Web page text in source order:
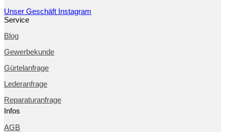
Unser Geschäft Instagram
Service
Blog
Gewerbekunde
Gürtelanfrage
Lederanfrage
Reparaturanfrage
Infos
AGB